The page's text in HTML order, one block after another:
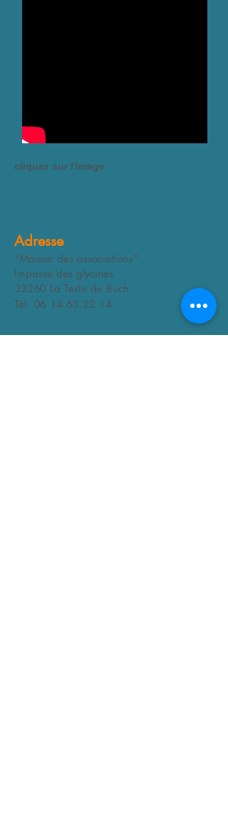
cliquez sur l'image
Adresse
"Maison des associations"
Impasse des glycines
33260 La Teste de Buch
Tél. 06 14 63 22 14